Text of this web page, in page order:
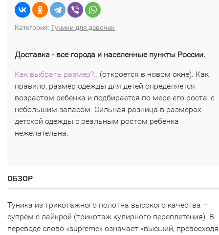
Категория:Туники для девочек
Доставка - все города и населенные пункты России.
Как выбрать размер?.. (откроется в новом окне). Как
правило, размер одежды для детей определяется
возрастом ребенка и подбирается по мере его роста, с
небольшим запасом. Сильная разница в размерах
детской одежды с реальным ростом ребенка
нежелательна.
ОБЗОР
Туника из трикотажного полотна высокого качества —
супрем с лайкрой (трикотаж кулирного переплетения). В
переводе слово «supreme» означает «высший,